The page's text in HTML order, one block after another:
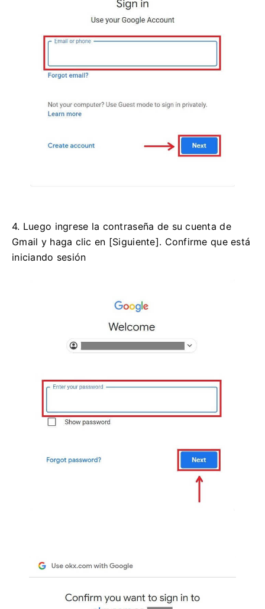
4. Luego ingrese la contraseña de su cuenta de
Gmail y haga clic en [Siguiente]. Confirme que está
iniciando sesión